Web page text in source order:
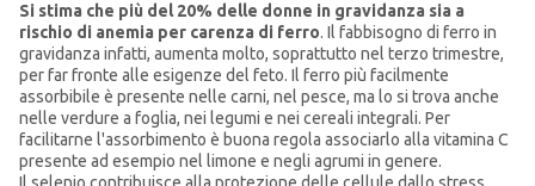
Si stima che più del 20% delle donne in gravidanza sia a
rischio di anemia per carenza di ferro. Il fabbisogno di ferro in
gravidanza infatti, aumenta molto, soprattutto nel terzo trimestre,
per far fronte alle esigenze del feto. Il ferro più facilmente
assorbibile è presente nelle carni, nel pesce, ma lo si trova anche
nelle verdure a foglia, nei legumi e nei cereali integrali. Per
facilitarne l'assorbimento è buona regola associarlo alla vitamina C
presente ad esempio nel limone e negli agrumi in genere.